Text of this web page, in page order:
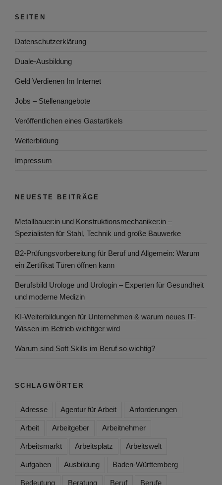
SEITEN
Datenschutzerklärung
Duale-Ausbildung
Geld Verdienen Im Internet
Jobs – Stellenangebote
Veröffentlichen eines Gastartikels
Weiterbildung
Impressum
NEUESTE BEITRÄGE
Metallbauer:in und Konstruktionsmechaniker:in –
Spezialisten für Stahl, Technik und große Bauwerke
B2-Prüfungsvorbereitung für Beruf und Allgemein: Warum
ein Zertifikat Türen öffnen kann
Berufsbild Urologe und Urologin – Experten für Gesundheit
und moderne Medizin
KI-Weiterbildungen für Unternehmen & warum neues IT-
Wissen im Betrieb wichtiger wird
Warum sind Soft Skills im Beruf so wichtig?
SCHLAGWÖRTER
Adresse Agentur für Arbeit Anforderungen
Arbeit Arbeitgeber Arbeitnehmer
Arbeitsmarkt Arbeitsplatz Arbeitswelt
Aufgaben Ausbildung Baden-Württemberg
Bedeutung Beratung Beruf Berufe